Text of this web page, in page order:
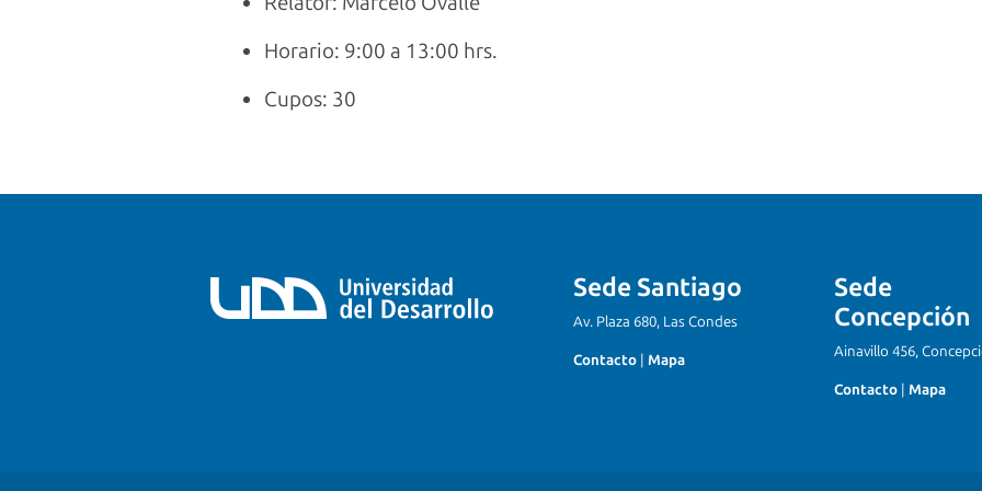
Horario: 9:00 a 13:00 hrs.
Cupos: 30
Sede Santiago
Av. Plaza 680, Las Condes
Contacto Mapa
Sede
Concepción
Ainavillo 456,
Contacto Mapa